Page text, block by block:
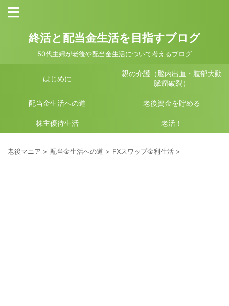
終活と配当金生活を目指すブログ
50代主婦が老後や配当金生活について考えるブログ
はじめに
親の介護（脳内出血・腹部大動
脈瘤破裂）
配当金生活への道 老後資金を貯める
株主優待生活 老活！
老後マニア > 配当金生活への道 > FXスワップ金利生活 >